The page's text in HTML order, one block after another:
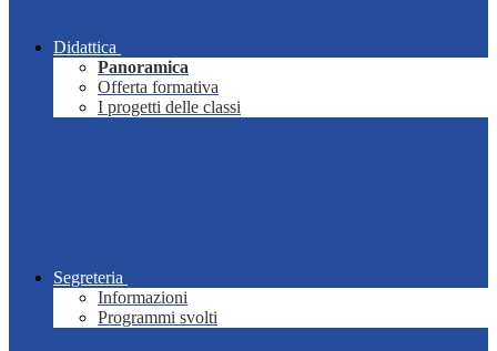
Didattica
Panoramica
Offerta formativa
I progetti delle classi
Segreteria
Informazioni
Programmi svolti